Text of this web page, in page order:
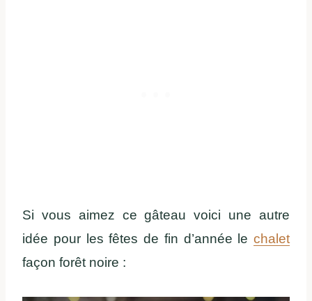
Si vous aimez ce gâteau voici une autre
idée pour les fêtes de fin d’année le chalet
façon forêt noire :